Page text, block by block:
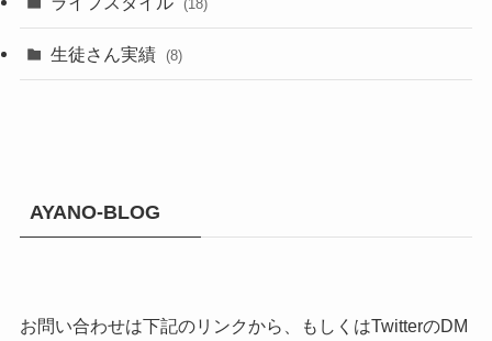
(18)
生徒さん実績 (8)
AYANO-BLOG
お問い合わせは下記のリンクから、もしくはTwitterのDM